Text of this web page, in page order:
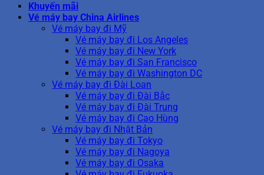
Khuyến mãi
Vé máy bay China Airlines
Vé máy bay đi Mỹ
Vé máy bay đi Los Angeles
Vé máy bay đi New York
Vé máy bay đi San Francisco
Vé máy bay đi Washington DC
Vé máy bay đi Đài Loan
Vé máy bay đi Đài Bắc
Vé máy bay đi Đài Trung
Vé máy bay đi Cao Hùng
Vé máy bay đi Nhật Bản
Vé máy bay đi Tokyo
Vé máy bay đi Nagoya
Vé máy bay đi Osaka